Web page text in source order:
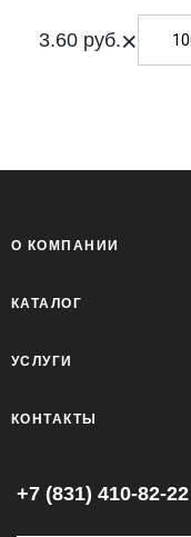
3.60 руб.×
О КОМПАНИИ
КАТАЛОГ
УСЛУГИ
КОНТАКТЫ
+7 (831) 410-82-22